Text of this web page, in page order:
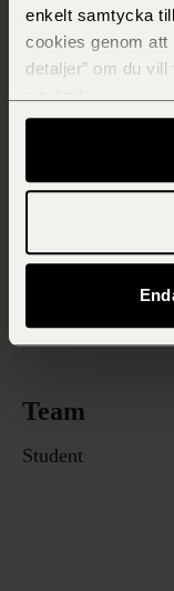
enkelt samtycka
cookies genom att
detaljer” om du
Karriärsida
Start
Hantera cookies
Platser
Stockholm
Team
Student